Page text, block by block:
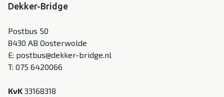
Dekker-Bridge
Postbus 50
8430 AB Oosterwolde
E: postbus@dekker-bridge.nl
T: 075 6420066
KvK 33168318